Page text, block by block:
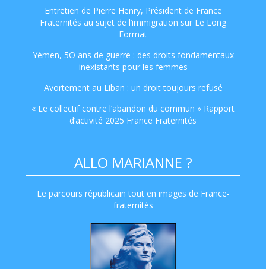
Entretien de Pierre Henry, Président de France
Fraternités au sujet de l’immigration sur Le Long
Format
Yémen, 5O ans de guerre : des droits fondamentaux
inexistants pour les femmes
Avortement au Liban : un droit toujours refusé
« Le collectif contre l’abandon du commun » Rapport
d’activité 2025 France Fraternités
ALLO MARIANNE ?
Le parcours républicain tout en images de France-
fraternités